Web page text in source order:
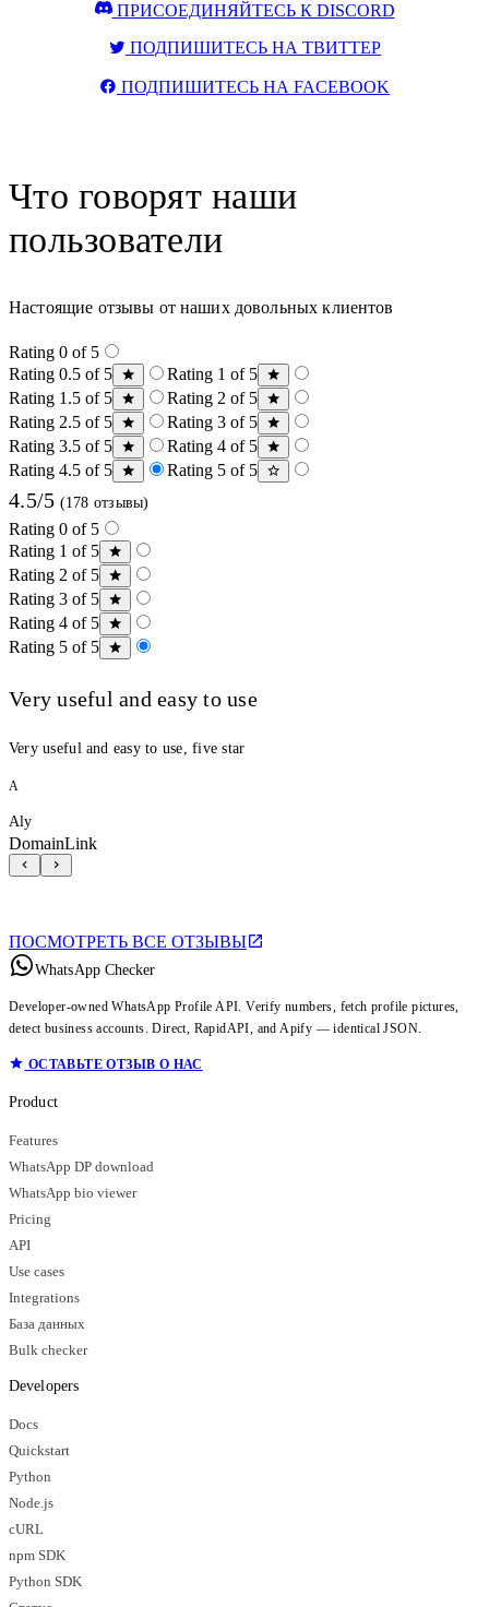
ПРИСОЕДИНЯЙТЕСЬ К DISCORD
ПОДПИШИТЕСЬ НА ТВИТТЕР
ПОДПИШИТЕСЬ НА FACEBOOK
Что говорят наши
пользователи
Настоящие отзывы от наших довольных клиентов
Rating 0 of 5
Rating 0.5 of 5
Rating 1 of 5
Rating 1.5 of 5
Rating 2 of 5
Rating 2.5 of 5
Rating 3 of 5
Rating 3.5 of 5
Rating 4 of 5
Rating 4.5 of 5
Rating 5 of 5
4.5/5 (178 отзывы)
Rating 0 of 5
Rating 1 of 5
Rating 2 of 5
Rating 3 of 5
Rating 4 of 5
Rating 5 of 5
Very useful and easy to use
Very useful and easy to use, five star
A
Aly
DomainLink
ПОСМОТРЕТЬ ВСЕ ОТЗЫВЫ
WhatsApp Checker
Developer-owned WhatsApp Profile API. Verify numbers, fetch profile pictures,
detect business accounts. Direct, RapidAPI, and Apify — identical JSON.
ОСТАВЬТЕ ОТЗЫВ О НАС
Product
Features
WhatsApp DP download
WhatsApp bio viewer
Pricing
API
Use cases
Integrations
База данных
Bulk checker
Developers
Docs
Quickstart
Python
Node.js
cURL
npm SDK
Python SDK